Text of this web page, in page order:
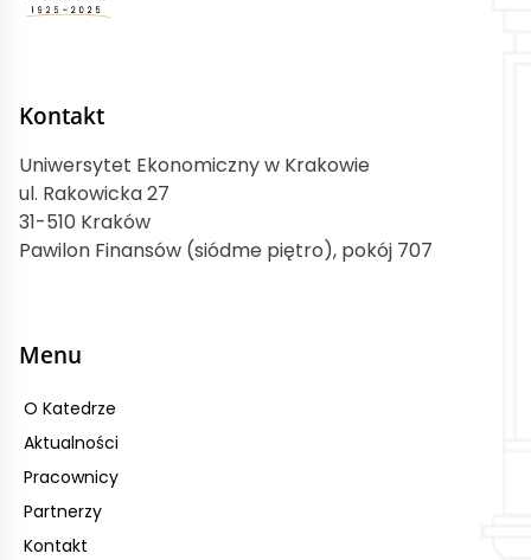
Kontakt
Uniwersytet Ekonomiczny w Krakowie
ul. Rakowicka 27
31-510 Kraków
Pawilon Finansów (siódme piętro), pokój 707
Menu
O Katedrze
Aktualności
Pracownicy
Partnerzy
Kontakt